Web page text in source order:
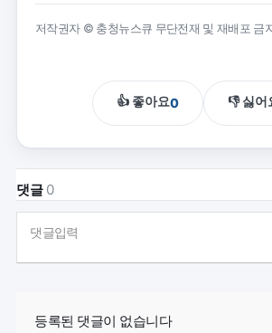
저작권자 © 충청뉴스큐 무단전재 및 재배포 금
👍 좋아요0 👎 싫어
댓글 0
댓글입력
등록된 댓글이 없습니다